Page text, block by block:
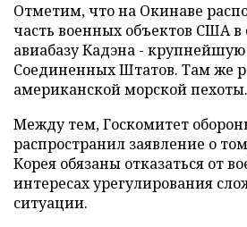
Отметим, что на Окинаве
часть военных объектов США в
авиабазу Кадэна -
Соединенных Штатов. Там же
американской морской пехоты.
Между тем, Госкомитет
распространил заявление о
Корея обязаны отказаться от
интересах урегулирования
ситуации.